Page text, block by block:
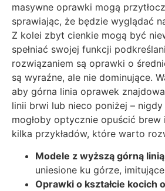
masywne oprawki mogą
sprawiając, że będzie wyglądać
Z kolei zbyt cienkie mogą być
spełniać swojej funkcji
rozwiązaniem są oprawki o
są wyraźne, ale nie dominujące.
aby górna linia oprawek
linii brwi lub nieco poniżej –
mogłoby optycznie opuścić
kilka przykładów, które warto
Modele z wyższą górną
uniesione ku górze,
Oprawki o kształcie kocich